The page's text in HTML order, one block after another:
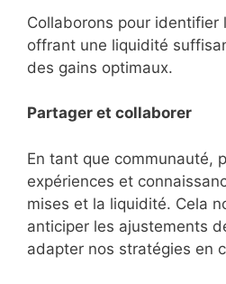
Collaborons pour identifier
offrant une liquidité
des gains optimaux.
Partager et collaborer
En tant que communauté,
expériences et
mises et la liquidité. Cela
anticiper les ajustements
adapter nos stratégies en